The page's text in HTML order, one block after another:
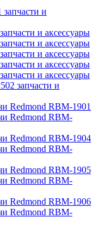
запчасти и
и аксессуары
и аксессуары
и аксессуары
и аксессуары
и аксессуары
запчасти и
Redmond RBM-1901
Redmond RBM-
Redmond RBM-1904
Redmond RBM-
Redmond RBM-1905
Redmond RBM-
Redmond RBM-1906
Redmond RBM-